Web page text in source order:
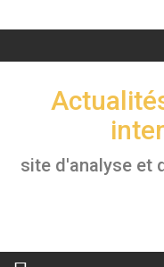
site d'analyse et